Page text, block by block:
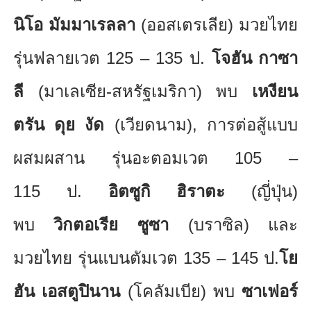
นิโอ มัมมาเรลลา(ออสเตรเลีย) มวยไทย
รุ่นฟลายเวต 125 – 135 ป. โจฮัน กาซา
ลี (มาเลเซีย-สหรัฐเมริกา) พบ เหงียน
ตรัน ดุย งัด (เวียดนาม), การต่อสู้แบบ
ผสมผสาน รุ่นอะตอมเวต 105 –
115ป. อิตซูกิ ฮิราตะ (ญี่ปุ่น)
พบวิกตอเรีย ซูซา (บราซิล) และ
มวยไทย รุ่นแบนตัมเวต 135 – 145ป.โย
ฮัน เอสตูปินาน(โคลัมเบีย) พบซาเฟอร์